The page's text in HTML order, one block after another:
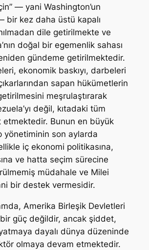
— yani Washington’un
bir kez daha üstü kapalı
dile getirilmekte ve
doğal bir egemenlik sahası
gündeme getirilmektedir.
ekonomik baskıyı, darbeleri
sapan hükümetlerin
meşrulaştırarak
değil, kıtadaki tüm
etmektedir. Bunun en büyük
yönetiminin son aylarda
iç ekonomi politikasına,
ve hatta seçim sürecine
müdahale ve Milei
bir destek vermesidir.
Amerika Birleşik Devletleri
güç değildir, ancak şiddet,
dayalı dünya düzeninde
olmaya devam etmektedir.